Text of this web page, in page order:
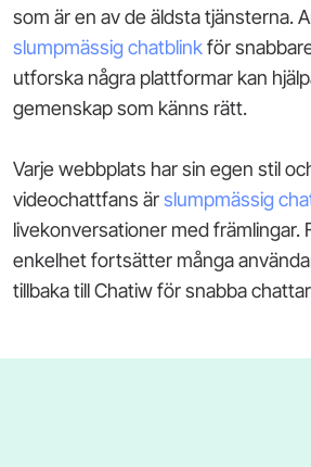
som är en av de äldsta tjänsterna.
slumpmässig chatblinkför
utforska några plattformar kan
gemenskap som känns rätt.
Varje webbplats har sin egen stil
videochattfans ärslumpmässig
livekonversationer med främlingar.
enkelhet fortsätter många
tillbaka till Chatiw för snabba